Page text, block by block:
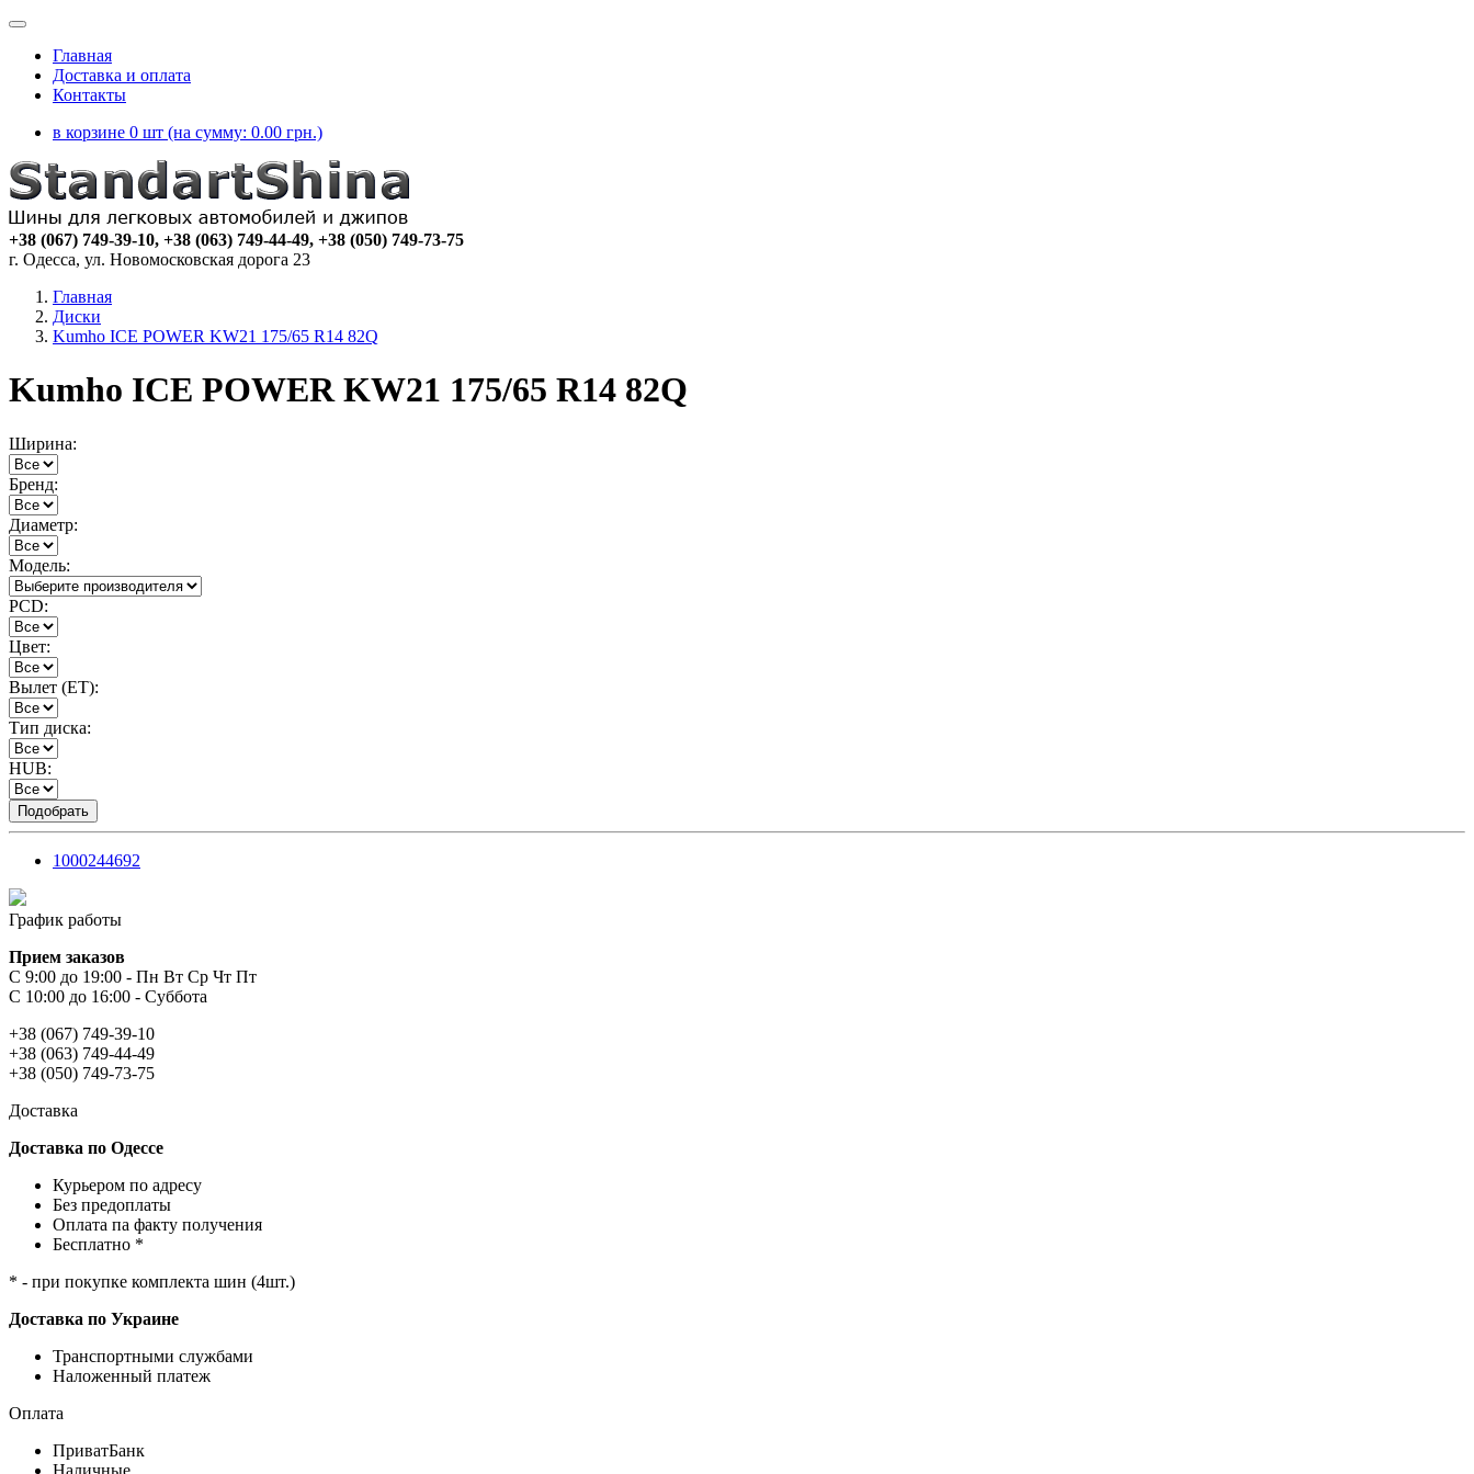
Главная
Доставка и оплата
Контакты
в корзине 0 шт (на сумму: 0.00 грн.)
+38 (067) 749-39-10, +38 (063) 749-44-49, +38 (050) 749-73-75
г. Одесса, ул. Новомосковская дорога 23
Главная
Диски
Kumho ICE POWER KW21 175/65 R14 82Q
Kumho ICE POWER KW21 175/65 R14 82Q
Ширина:
Бренд:
Диаметр:
Модель:
PCD:
Цвет:
Вылет (ET):
Тип диска:
HUB:
1000244692
График работы
Прием заказов
С 9:00 до 19:00 - Пн Вт Ср Чт Пт
С 10:00 до 16:00 - Суббота
+38 (067) 749-39-10
+38 (063) 749-44-49
+38 (050) 749-73-75
Доставка
Доставка по Одессе
Курьером по адресу
Без предоплаты
Оплата па факту получения
Бесплатно *
* - при покупке комплекта шин (4шт.)
Доставка по Украине
Транспортными службами
Наложенный платеж
Оплата
ПриватБанк
Наличные